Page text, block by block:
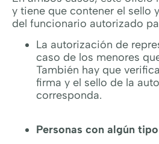
y tiene que contener el sello
del funcionario autorizado
La autorización de
caso de los menores
También hay que
firma y el sello de la
corresponda.
Personas con algún